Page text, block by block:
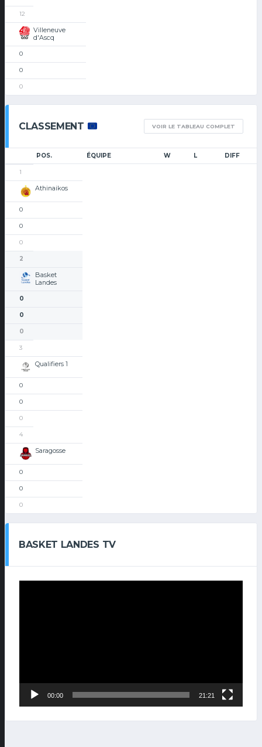
12
Villeneuve
d'Ascq
0
0
0
CLASSEMENT VOIR LE TABLEAU COMPLET
POS. ÉQUIPE W L DIFF
1
Athinaikos
0
0
0
2
Basket
Landes
0
0
0
3
Qualifiers 1
0
0
0
4
Saragosse
0
0
0
BASKET LANDES TV
00:00 21:21